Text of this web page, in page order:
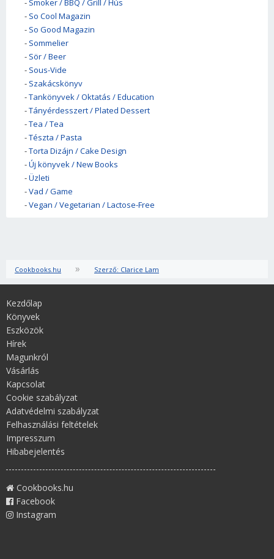
- Smoker / BBQ / Grill / Hús
- So Cool Magazin
- So Good Magazin
- Sommelier
- Sör / Beer
- Sous-Vide
- Szakácskönyv
-Tankönyvek / Oktatás / Education
-Tányérdesszert / Plated Dessert
-Tea / Tea
-Tészta / Pasta
-Torta Dizájn / Cake Design
-Új könyvek / New Books
-Üzleti
-Vad / Game
-Vegan / Vegetarian / Lactose-Free
Cookbooks.hu » Szerző: Clarice Lam
Kezdőlap
Könyvek
Eszközök
Hírek
Magunkról
Vásárlás
Kapcsolat
Cookie szabályzat
Adatvédelmi szabályzat
Felhasználási feltételek
Impresszum
Hibabejelentés
Cookbooks.hu
Facebook
Instagram